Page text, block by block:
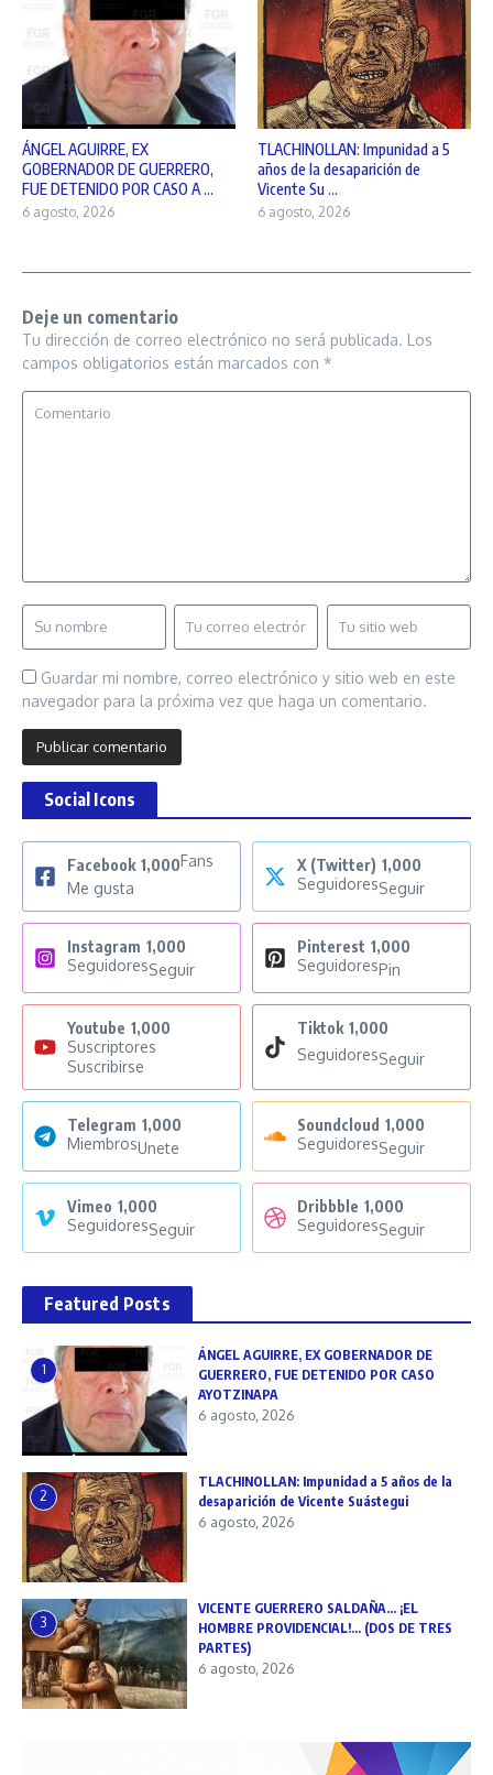
ÁNGEL AGUIRRE, EX
GOBERNADOR DE GUERRERO,
FUE DETENIDO POR CASO A ...
6 agosto, 2026
TLACHINOLLAN: Impunidad a 5
años de la desaparición de
Vicente Su ...
6 agosto, 2026
Deje un comentario
Tu dirección de correo electrónico no será publicada. Los
campos obligatorios están marcados con *
Guardar mi nombre, correo electrónico y sitio web en este
navegador para la próxima vez que haga un comentario.
Social Icons
Facebook 1,000Fans
Me gusta
X (Twitter) 1,000
SeguidoresSeguir
Instagram 1,000
SeguidoresSeguir
Pinterest 1,000
SeguidoresPin
Youtube 1,000
Suscriptores
Suscribirse
Tiktok 1,000
SeguidoresSeguir
Telegram 1,000
MiembrosUnete
Soundcloud 1,000
SeguidoresSeguir
Vimeo 1,000
SeguidoresSeguir
Dribbble 1,000
SeguidoresSeguir
Featured Posts
1
ÁNGEL AGUIRRE, EX GOBERNADOR DE
GUERRERO, FUE DETENIDO POR CASO
AYOTZINAPA
6 agosto, 2026
2
TLACHINOLLAN: Impunidad a 5 años de la
desaparición de Vicente Suástegui
6 agosto, 2026
3
VICENTE GUERRERO SALDAÑA… ¡EL
HOMBRE PROVIDENCIAL!… (DOS DE TRES
PARTES)
6 agosto, 2026